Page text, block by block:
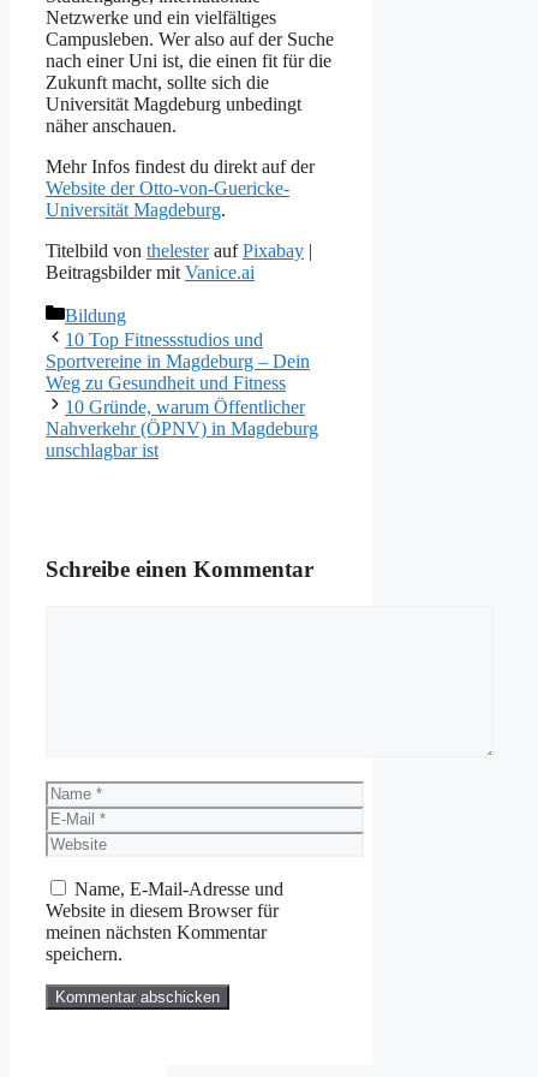
Netzwerke und ein vielfältiges
Campusleben. Wer also auf der Suche
nach einer Uni ist, die einen fit für die
Zukunft macht, sollte sich die
Universität Magdeburg unbedingt
näher anschauen.
Mehr Infos findest du direkt auf der
Website der Otto-von-Guericke-
Universität Magdeburg.
Titelbild von thelesteraufPixabay |
Beitragsbilder mit Vanice.ai
Kategorien
Bildung
10 Top Fitnessstudios und
Sportvereine in Magdeburg – Dein
Weg zu Gesundheit und Fitness
10 Gründe, warum Öffentlicher
Nahverkehr (ÖPNV) in Magdeburg
unschlagbar ist
Schreibe einen Kommentar
Name
E-
Mail
Website
Name, E-Mail-Adresse und
Website in diesem Browser für
meinen nächsten Kommentar
speichern.